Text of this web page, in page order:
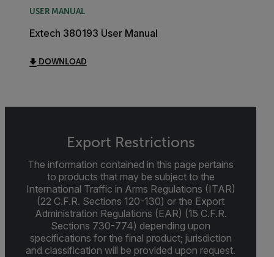
USER MANUAL
Extech 380193 User Manual
DOWNLOAD
Export Restrictions
The information contained in this page pertains
to products that may be subject to the
International Traffic in Arms Regulations (ITAR)
(22 C.F.R. Sections 120-130) or the Export
Administration Regulations (EAR) (15 C.F.R.
Sections 730-774) depending upon
specifications for the final product; jurisdiction
and classification will be provided upon request.